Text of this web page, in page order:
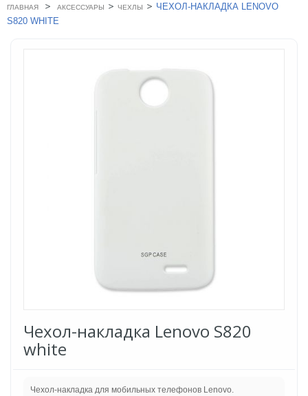
ГЛАВНАЯ > АКСЕССУАРЫ > ЧЕХЛЫ > ЧЕХОЛ-НАКЛАДКА LENOVO
S820 WHITE
Чехол-накладка Lenovo S820
white
Чехол-накладка для мобильных телефонов Lenovo.